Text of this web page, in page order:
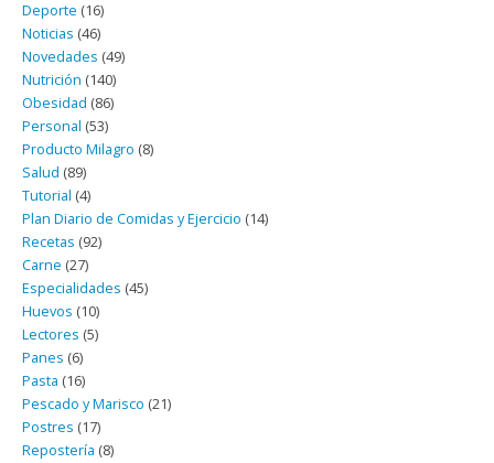
Deporte (16)
Noticias (46)
Novedades (49)
Nutrición (140)
Obesidad (86)
Personal (53)
Producto Milagro (8)
Salud (89)
Tutorial (4)
Plan Diario de Comidas y Ejercicio (14)
Recetas (92)
Carne (27)
Especialidades (45)
Huevos (10)
Lectores (5)
Panes (6)
Pasta (16)
Pescado y Marisco (21)
Postres (17)
Repostería (8)